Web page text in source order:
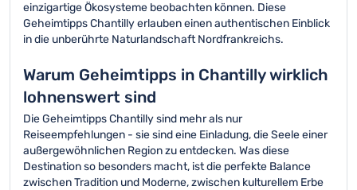
einzigartige Ökosysteme beobachten können. Diese
Geheimtipps Chantilly erlauben einen authentischen Einblick
in die unberührte Naturlandschaft Nordfrankreichs.
Warum Geheimtipps in Chantilly wirklich
lohnenswert sind
Die Geheimtipps Chantilly sind mehr als nur
Reiseempfehlungen - sie sind eine Einladung, die Seele einer
außergewöhnlichen Region zu entdecken. Was diese
Destination so besonders macht, ist die perfekte Balance
zwischen Tradition und Moderne, zwischen kulturellem Erbe